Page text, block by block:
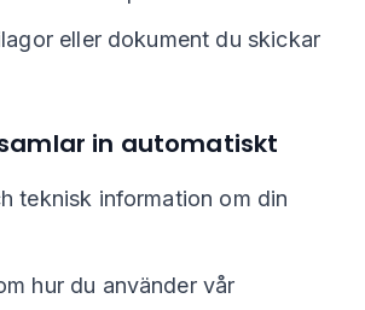
eller dokument du skickar
in automatiskt
teknisk information om din
hur du använder vår